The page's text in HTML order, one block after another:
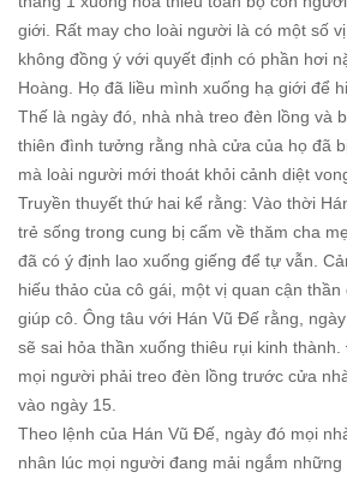
giới. Rất may cho loài người là có một số
không đồng ý với quyết định có phần hơi
Hoàng. Họ đã liều mình xuống hạ giới để
Thế là ngày đó, nhà nhà treo đèn lồng và
thiên đình tưởng rằng nhà cửa của họ đã
mà loài người mới thoát khỏi cảnh diệt
Truyền thuyết thứ hai kể rằng: Vào thời
trẻ sống trong cung bị cấm về thăm cha
đã có ý định lao xuống giếng để tự vẫn.
hiếu thảo của cô gái, một vị quan cận
giúp cô. Ông tâu với Hán Vũ Đế rằng,
sẽ sai hỏa thần xuống thiêu rụi kinh thành.
mọi người phải treo đèn lồng trước cửa
vào ngày 15.
Theo lệnh của Hán Vũ Đế, ngày đó mọi
nhân lúc mọi người đang mải ngắm những